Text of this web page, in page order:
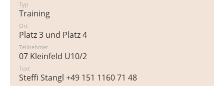
Typ
Training
Ort
Platz 3 und Platz 4
Teilnehmer
07 Kleinfeld U10/2
Text
Steffi Stangl +49 151 1160 71 48